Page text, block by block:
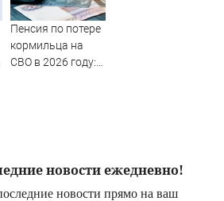
Пенсия по потере
кормильца на
СВО в 2026 году:
погибшего на СВО
новости ежедневно!
новости прямо на ваш